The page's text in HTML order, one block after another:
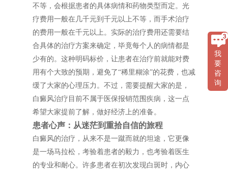
不等，会根据患者的具体病情和药物类型而定。光
疗费用一般在几千元到千元以上不等，而手术治疗
的费用一般在千元以上。实际的治疗费用还需要结
合具体的治疗方案来确定，毕竟每个人的病情都是
少有的。这种明码标价，让患者在治疗前就能对费
用有个大致的预期，避免了“稀里糊涂”的花费，也减
缓了大家的心理压力。不过，需要提醒大家的是，
白癜风治疗目前不属于医保报销范围疾病，这一点
希望大家提前了解，做好经济上的准备。
患者心声：从迷茫到重拾自信的旅程
白癜风的治疗，从来不是一蹴而就的坦途，它更像
是一场马拉松，考验着患者的毅力，也考验着医生
的专业和耐心。许多患者在初次发现白斑时，内心
我
要
咨
询